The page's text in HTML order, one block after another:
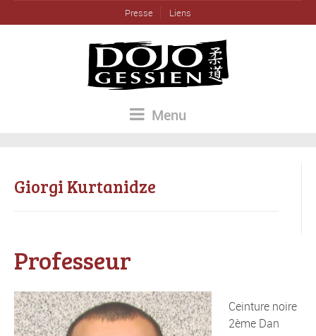
Presse Liens
Menu
Giorgi Kurtanidze
Professeur
Ceinture noire
2ème Dan